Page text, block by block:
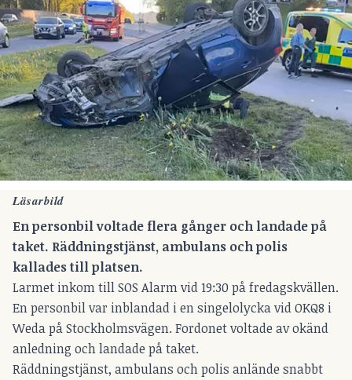
Läsarbild
En personbil voltade flera gånger och landade på
taket. Räddningstjänst, ambulans och polis
kallades till platsen.
Larmet inkom till SOS Alarm vid 19:30 på fredagskvällen.
En personbil var inblandad i en singelolycka vid OKQ8 i
Weda på Stockholmsvägen. Fordonet voltade av okänd
anledning och landade på taket.
Räddningstjänst, ambulans och polis anlände snabbt